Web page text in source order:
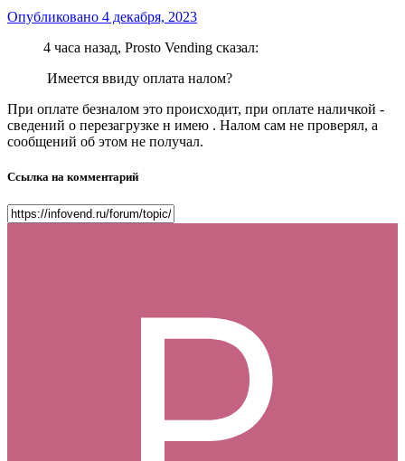
Опубликовано 4 декабря, 2023
4 часа назад, Prosto Vending сказал:
Имеется ввиду оплата налом?
При оплате безналом это происходит, при оплате наличкой -
сведений о перезагрузке н имею . Налом сам не проверял, а
сообщений об этом не получал.
Ссылка на комментарий